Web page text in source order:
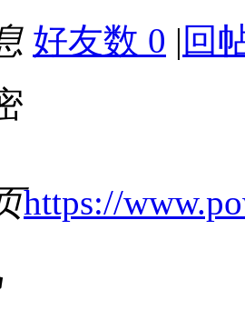
好友数 0 | 回
https://